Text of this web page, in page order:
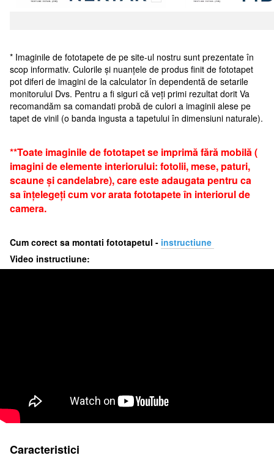
* Imaginile de fototapete de pe site-ul nostru sunt prezentate în
scop informativ. Culorile și nuanțele de produs finit de fototapet
pot diferi de imagini de la calculator în dependentă de setarile
monitorului Dvs. Pentru a fi siguri că veți primi rezultat dorit Va
recomandăm sa comandati probă de culori a imaginii alese pe
tapet de vinil (o banda ingusta a tapetului în dimensiuni naturale).
**Toate imaginile de fototapet se imprimă fără mobilă (
imagini de elemente interiorului: fotolii, mese, paturi,
scaune și candelabre), care este adaugata pentru ca
sa înțelegeți cum vor arata fototapete în interiorul de
camera.
Cum corect sa montati fototapetul - instructiune
Video instructiune:
Caracteristici